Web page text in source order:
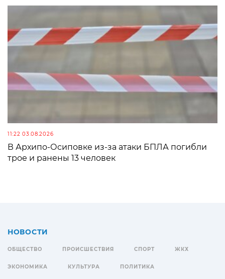
11:22 03.08.2026
В Архипо-Осиповке из-за атаки БПЛА погибли
трое и ранены 13 человек
НОВОСТИ
ОБЩЕСТВО ПРОИСШЕСТВИЯ СПОРТ ЖКХ
ЭКОНОМИКА КУЛЬТУРА ПОЛИТИКА